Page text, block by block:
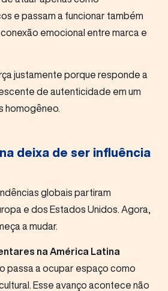
e passam a funcionar também
emocional entre marca e
justamente porque responde a
de autenticidade em um
homogêneo.
deixa de ser influência
globais partiram
e dos Estados Unidos. Agora,
a mudar.
na América Latina
passa a ocupar espaço como
Esse avanço acontece não